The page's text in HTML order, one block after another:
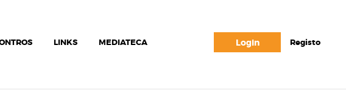
Login Registo
LINKS MEDIATECA